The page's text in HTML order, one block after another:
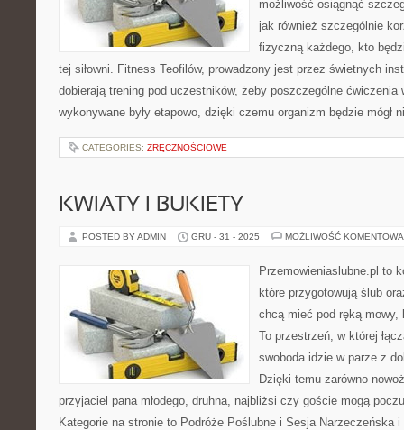
możliwość osiągnąć
jak również szczególnie
fizyczną każdego, kto
tej siłowni. Fitness Teofilów, prowadzony jest przez świetnych
dobierają trening pod uczestników, żeby poszczególne ćwiczenia
wykonywane były etapowo, dzięki czemu organizm będzie
CATEGORIES: ZRĘCZNOŚCIOWE
KWIATY I BUKIETY
POSTED BY ADMIN GRU - 31 - 2025 MOŻLIWOŚĆ
Przemowieniaslubne.pl to
które przygotowują ślub
chcą mieć pod ręką
To przestrzeń, w której
swoboda idzie w parze z
Dzięki temu zarówno
przyjaciel pana młodego, druhna, najbliżsi czy goście mogą
Kategorie na stronie to Podróże Poślubne i Sesja Narzeczeńska